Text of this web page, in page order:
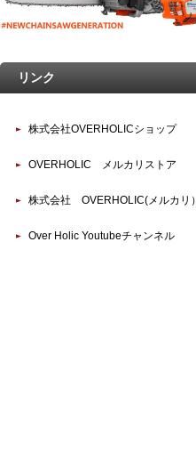
リンク
株式会社OVERHOLICショップ
OVERHOLIC メルカリストア
株式会社 OVERHOLIC(メルカリ）
Over Holic Youtubeチャンネル